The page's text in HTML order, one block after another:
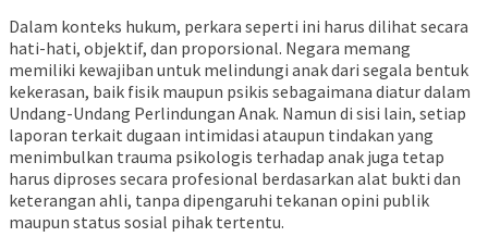
Dalam konteks hukum, perkara seperti ini harus dilihat secara
hati-hati, objektif, dan proporsional. Negara memang
memiliki kewajiban untuk melindungi anak dari segala bentuk
kekerasan, baik fisik maupun psikis sebagaimana diatur dalam
Undang-Undang Perlindungan Anak. Namun di sisi lain, setiap
laporan terkait dugaan intimidasi ataupun tindakan yang
menimbulkan trauma psikologis terhadap anak juga tetap
harus diproses secara profesional berdasarkan alat bukti dan
keterangan ahli, tanpa dipengaruhi tekanan opini publik
maupun status sosial pihak tertentu.